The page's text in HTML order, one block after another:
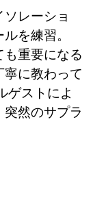
レーショ
を練習。
重要になる
に教わって
ゲストによ
然のサプラ